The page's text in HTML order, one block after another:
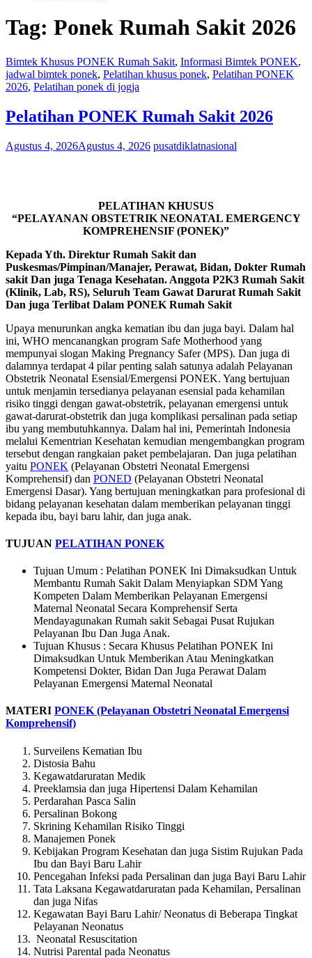
Tag: Ponek Rumah Sakit 2026
Bimtek Khusus PONEK Rumah Sakit, Informasi Bimtek PONEK,
jadwal bimtek ponek, Pelatihan khusus ponek, Pelatihan PONEK
2026, Pelatihan ponek di jogja
Pelatihan PONEK Rumah Sakit 2026
Agustus 4, 2026Agustus 4, 2026 pusatdiklatnasional
PELATIHAN KHUSUS
“PELAYANAN OBSTETRIK NEONATAL EMERGENCY
KOMPREHENSIF (PONEK)”
Kepada Yth. Direktur Rumah Sakit dan
Puskesmas/Pimpinan/Manajer, Perawat, Bidan, Dokter Rumah
sakit Dan juga Tenaga Kesehatan. Anggota P2K3 Rumah Sakit
(Klinik, Lab, RS), Seluruh Team Gawat Darurat Rumah Sakit
Dan juga Terlibat Dalam PONEK Rumah Sakit
Upaya menurunkan angka kematian ibu dan juga bayi. Dalam hal
ini, WHO mencanangkan program Safe Motherhood yang
mempunyai slogan Making Pregnancy Safer (MPS). Dan juga di
dalamnya terdapat 4 pilar penting salah satunya adalah Pelayanan
Obstetrik Neonatal Esensial/Emergensi PONEK. Yang bertujuan
untuk menjamin tersedianya pelayanan esensial pada kehamilan
risiko tinggi dengan gawat-obstetrik, pelayanan emergensi untuk
gawat-darurat-obstetrik dan juga komplikasi persalinan pada setiap
ibu yang membutuhkannya. Dalam hal ini, Pemerintah Indonesia
melalui Kementrian Kesehatan kemudian mengembangkan program
tersebut dengan rangkaian paket pembelajaran. Dan juga pelatihan
yaitu PONEK (Pelayanan Obstetri Neonatal Emergensi
Komprehensif) dan PONED (Pelayanan Obstetri Neonatal
Emergensi Dasar). Yang bertujuan meningkatkan para profesional di
bidang pelayanan kesehatan dalam memberikan pelayanan tinggi
kepada ibu, bayi baru lahir, dan juga anak.
TUJUAN PELATIHAN PONEK
Tujuan Umum : Pelatihan PONEK Ini Dimaksudkan Untuk
Membantu Rumah Sakit Dalam Menyiapkan SDM Yang
Kompeten Dalam Memberikan Pelayanan Emergensi
Maternal Neonatal Secara Komprehensif Serta
Mendayagunakan Rumah sakit Sebagai Pusat Rujukan
Pelayanan Ibu Dan Juga Anak.
Tujuan Khusus : Secara Khusus Pelatihan PONEK Ini
Dimaksudkan Untuk Memberikan Atau Meningkatkan
Kompetensi Dokter, Bidan Dan Juga Perawat Dalam
Pelayanan Emergensi Maternal Neonatal
MATERI PONEK (Pelayanan Obstetri Neonatal Emergensi
Komprehensif)
Surveilens Kematian Ibu
Distosia Bahu
Kegawatdaruratan Medik
Preeklamsia dan juga Hipertensi Dalam Kehamilan
Perdarahan Pasca Salin
Persalinan Bokong
Skrining Kehamilan Risiko Tinggi
Manajemen Ponek
Kebijakan Program Kesehatan dan juga Sistim Rujukan Pada
Ibu dan Bayi Baru Lahir
Pencegahan Infeksi pada Persalinan dan juga Bayi Baru Lahir
Tata Laksana Kegawatdaruratan pada Kehamilan, Persalinan
dan juga Nifas
Kegawatan Bayi Baru Lahir/ Neonatus di Beberapa Tingkat
Pelayanan Neonatus
Neonatal Resuscitation
Nutrisi Parental pada Neonatus